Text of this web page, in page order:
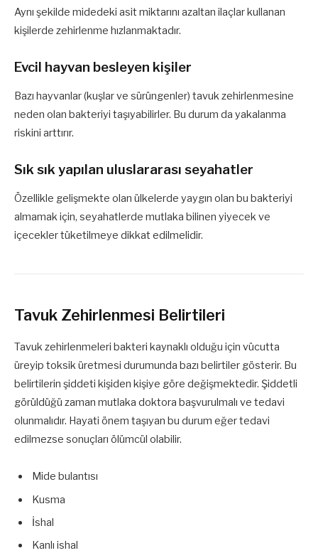
Aynı şekilde midedeki asit miktarını azaltan ilaçlar kullanan
kişilerde zehirlenme hızlanmaktadır.
Evcil hayvan besleyen kişiler
Bazı hayvanlar (kuşlar ve sürüngenler) tavuk zehirlenmesine
neden olan bakteriyi taşıyabilirler. Bu durum da yakalanma
riskini arttırır.
Sık sık yapılan uluslararası seyahatler
Özellikle gelişmekte olan ülkelerde yaygın olan bu bakteriyi
almamak için, seyahatlerde mutlaka bilinen yiyecek ve
içecekler tüketilmeye dikkat edilmelidir.
Tavuk Zehirlenmesi Belirtileri
Tavuk zehirlenmeleri bakteri kaynaklı olduğu için vücutta
üreyip toksik üretmesi durumunda bazı belirtiler gösterir. Bu
belirtilerin şiddeti kişiden kişiye göre değişmektedir. Şiddetli
görüldüğü zaman mutlaka doktora başvurulmalı ve tedavi
olunmalıdır. Hayati önem taşıyan bu durum eğer tedavi
edilmezse sonuçları ölümcül olabilir.
Mide bulantısı
Kusma
İshal
Kanlı ishal